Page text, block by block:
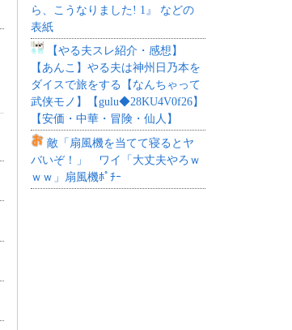
ら、こうなりました! 1』 などの
表紙
【やる夫スレ紹介・感想】
【あんこ】やる夫は神州日乃本を
ダイスで旅をする【なんちゃって
武侠モノ】【gulu◆28KU4V0f26】
【安価・中華・冒険・仙人】
敵「扇風機を当てて寝るとヤ
バいぞ！」 ワイ「大丈夫やろｗ
ｗｗ」扇風機ﾎﾟﾁｰ